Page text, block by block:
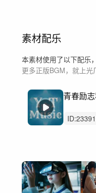
素材配乐
本素材使用了以下配乐
更多正版BGM，就上光
青春励
ID: